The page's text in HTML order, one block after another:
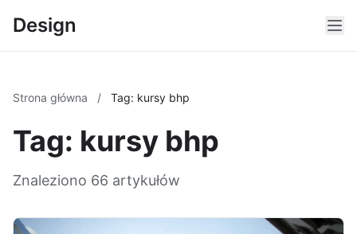
Design
Strona główna / Tag: kursy bhp
Tag: kursy bhp
Znaleziono 66 artykułów